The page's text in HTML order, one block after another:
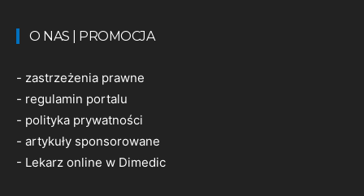
O NAS | PROMOCJA
- zastrzeżenia prawne
- regulamin portalu
- polityka prywatności
- artykuły sponsorowane
- Lekarz online w Dimedic